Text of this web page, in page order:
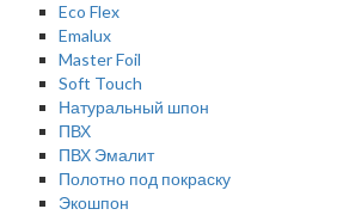
Eco Flex
Emalux
Master Foil
Soft Touch
Натуральный шпон
ПВХ
ПВХ Эмалит
Полотно под покраску
Экошпон